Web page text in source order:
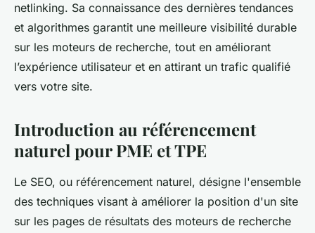
Lucas•2 septembre 2025•3 min de lecture
netlinking. Sa connaissance des dernières tendances
et algorithmes garantit une meilleure visibilité durable
sur les moteurs de recherche, tout en améliorant
l’expérience utilisateur et en attirant un trafic qualifié
vers votre site.
Introduction au référencement
naturel pour PME et TPE
Le SEO, ou référencement naturel, désigne l'ensemble
des techniques visant à améliorer la position d'un site
sur les pages de résultats des moteurs de recherche